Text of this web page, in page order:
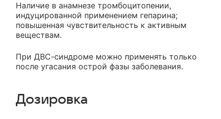
Наличие в анамнезе тромбоцитопении,
индуцированной применением гепарина;
повышенная чувствительность к активным
веществам.
При ДВС-синдроме можно применять только
после угасания острой фазы заболевания.
Дозировка